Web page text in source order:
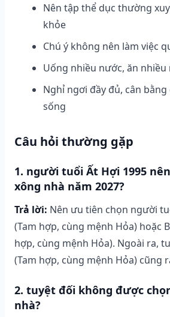
Nên tập thể dục thường
khỏe
Chú ý không nên làm việc
Uống nhiều nước, ăn nhiều
Nghỉ ngơi đầy đủ, cân bằng
sống
Câu hỏi thường gặp
1. người tuổi Ất Hợi 1995
xông nhà năm 2027?
Trả lời: Nên ưu tiên chọn người
(Tam hợp, cùng mệnh Hỏa) hoặc
hợp, cùng mệnh Hỏa). Ngoài ra,
(Tam hợp, cùng mệnh Hỏa) cũng
2. tuyệt đối không được
nhà?